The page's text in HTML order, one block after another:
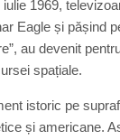
iulie 1969,
Eagle și pășind
au devenit
spațiale.
istoric pe
și americane.